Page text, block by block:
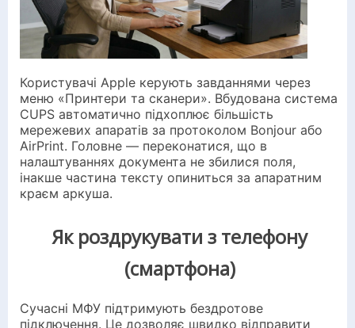
Користувачі Apple керують завданнями через
меню «Принтери та сканери». Вбудована система
CUPS автоматично підхоплює більшість
мережевих апаратів за протоколом Bonjour або
AirPrint. Головне — переконатися, що в
налаштуваннях документа не збилися поля,
інакше частина тексту опиниться за апаратним
краєм аркуша.
Як роздрукувати з телефону
(смартфона)
Сучасні МФУ підтримують бездротове
підключення. Це дозволяє швидко відправити